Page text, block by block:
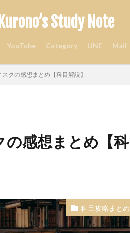
Kurono’s Study Note
YouTube Category LINE Mail
クの感想まとめ【科目解説】
の感想まとめ【科
科目攻略まとめ